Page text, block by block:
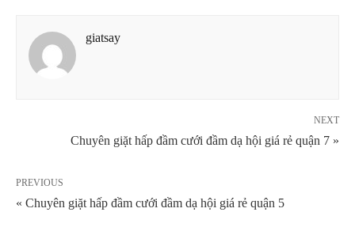
giatsay
NEXT
Chuyên giặt hấp đầm cưới đầm dạ hội giá rẻ quận 7 »
PREVIOUS
« Chuyên giặt hấp đầm cưới đầm dạ hội giá rẻ quận 5